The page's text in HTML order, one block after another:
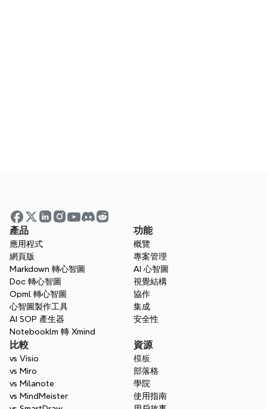
亞洲代理商
歐洲經銷商
產品
應用程式
網頁版
Markdown 轉心智圖
Doc 轉心智圖
Opml 轉心智圖
心智圖製作工具
AI SOP 產生器
Notebooklm 轉 Xmind
功能
概覽
專案管理
AI 心智圖
視覺結構
協作
集成
安全性
比較
vs Visio
vs Miro
vs Milanote
vs MindMeister
資源
模板
部落格
學院
使用指南